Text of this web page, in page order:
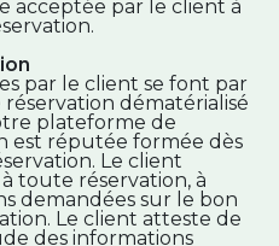
acceptée par le client à
par le client se font par
dématérialisé
plateforme de
est réputée formée dès
Le client
toute réservation, à
demandées sur le bon
Le client atteste de
des informations